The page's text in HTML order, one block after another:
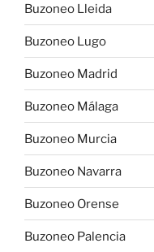
Buzoneo Lleida
Buzoneo Lugo
Buzoneo Madrid
Buzoneo Málaga
Buzoneo Murcia
Buzoneo Navarra
Buzoneo Orense
Buzoneo Palencia